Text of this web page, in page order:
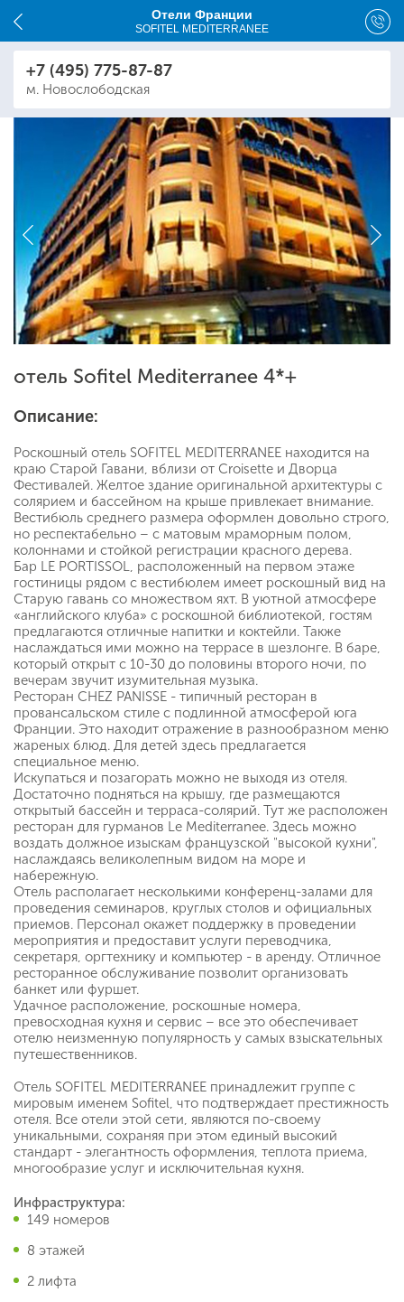
Отели Франции
SOFITEL MEDITERRANEE
+7 (495) 775-87-87
м. Новослободская
отель Sofitel Mediterranee 4*+
Описание:
Роскошный отель SOFITEL MEDITERRANEE находится на
краю Старой Гавани, вблизи от Croisette и Дворца
Фестивалей. Желтое здание оригинальной архитектуры с
солярием и бассейном на крыше привлекает внимание.
Вестибюль среднего размера оформлен довольно строго,
но респектабельно – с матовым мраморным полом,
колоннами и стойкой регистрации красного дерева.
Бар LE PORTISSOL, расположенный на первом этаже
гостиницы рядом с вестибюлем имеет роскошный вид на
Старую гавань со множеством яхт. В уютной атмосфере
«английского клуба» с роскошной библиотекой, гостям
предлагаются отличные напитки и коктейли. Также
наслаждаться ими можно на террасе в шезлонге. В баре,
который открыт с 10-30 до половины второго ночи, по
вечерам звучит изумительная музыка.
Ресторан CHEZ PANISSE - типичный ресторан в
провансальском стиле с подлинной атмосферой юга
Франции. Это находит отражение в разнообразном меню
жареных блюд. Для детей здесь предлагается
специальное меню.
Искупаться и позагорать можно не выходя из отеля.
Достаточно подняться на крышу, где размещаются
открытый бассейн и терраса-солярий. Тут же расположен
ресторан для гурманов Le Mediterranee. Здесь можно
воздать должное изыскам французской "высокой кухни",
наслаждаясь великолепным видом на море и
набережную.
Отель располагает несколькими конференц-залами для
проведения семинаров, круглых столов и официальных
приемов. Персонал окажет поддержку в проведении
мероприятия и предоставит услуги переводчика,
секретаря, оргтехнику и компьютер - в аренду. Отличное
ресторанное обслуживание позволит организовать
банкет или фуршет.
Удачное расположение, роскошные номера,
превосходная кухня и сервис – все это обеспечивает
отелю неизменную популярность у самых взыскательных
путешественников.
Отель SOFITEL MEDITERRANEE принадлежит группе с
мировым именем Sofitel, что подтверждает престижность
отеля. Все отели этой сети, являются по-своему
уникальными, сохраняя при этом единый высокий
стандарт - элегантность оформления, теплота приема,
многообразие услуг и исключительная кухня.
Инфраструктура:
149 номеров
8 этажей
2 лифта